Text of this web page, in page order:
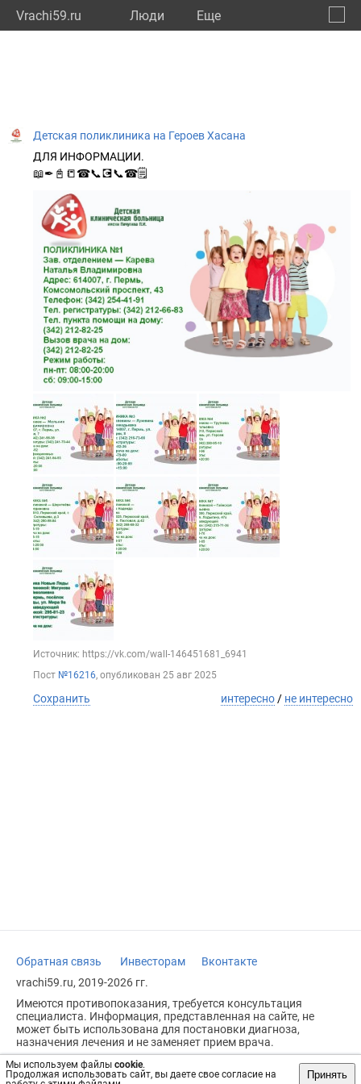
Vrachi59.ru Люди Eще
Мы используем файлы cookie.
Продолжая использовать сайт, вы даете свое согласие на
Принять
Детская поликлиника на Героев Хасана
ДЛЯ ИНФОРМАЦИИ.
📖✒📓📒☎📞💽📞☎🗒
Источник: https://vk.com/wall-146451681_6941
Пост №16216, опубликован 25 авг 2025
Сохранить интересно / не интересно
Обратная связь Инвесторам
Вконтакте
vrachi59.ru, 2019-2026 гг.
Имеются противопоказания, требуется консультация
специалиста. Информация, представленная на сайте, не
может быть использована для постановки диагноза,
назначения лечения и не заменяет прием врача.
Возрастное ограничение: 18+